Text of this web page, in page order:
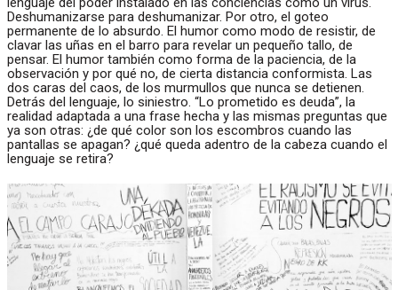
Deshumanizarse para deshumanizar. Por otro, el goteo
permanente de lo absurdo. El humor como modo de resistir, de
clavar las uñas en el barro para revelar un pequeño tallo, de
pensar. El humor también como forma de la paciencia, de la
observación y por qué no, de cierta distancia conformista. Las
dos caras del caos, de los murmullos que nunca se detienen.
Detrás del lenguaje, lo siniestro. “Lo prometido es deuda”, la
realidad adaptada a una frase hecha y las mismas preguntas que
ya son otras: ¿de qué color son los escombros cuando las
pantallas se apagan? ¿qué queda adentro de la cabeza cuando el
lenguaje se retira?